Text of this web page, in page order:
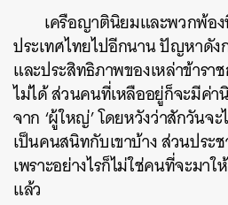
เครือญาตินิยมและพวกพ้อ
ประเทศไทยไปอีกนาน ปัญหาดัง
และประสิทธิภาพของเหล่าข้ารา
ไม่ได้ ส่วนคนที่เหลืออยู่ก็จะมีค่
จาก ‘ผู้ใหญ่’ โดยหวังว่าสักวันจ
เป็นคนสนิทกับเขาบ้าง ส่วนประ
เพราะอย่างไรก็ไม่ใช่คนที่จะมา
แล้ว